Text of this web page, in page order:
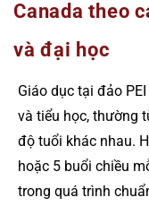
Canada theo
và đại học
Giáo dục tại đảo
và tiểu học, thường
độ tuổi khác nhau.
hoặc 5 buổi chiều
trong quá trình